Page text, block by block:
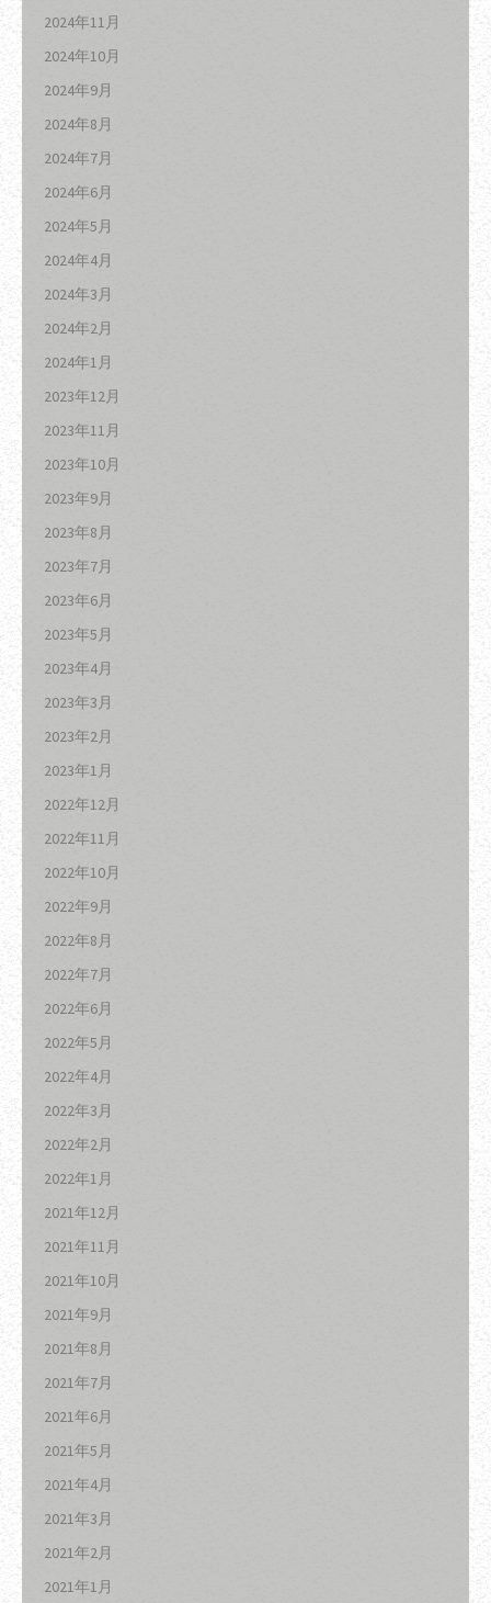
2024年11月
2024年10月
2024年9月
2024年8月
2024年7月
2024年6月
2024年5月
2024年4月
2024年3月
2024年2月
2024年1月
2023年12月
2023年11月
2023年10月
2023年9月
2023年8月
2023年7月
2023年6月
2023年5月
2023年4月
2023年3月
2023年2月
2023年1月
2022年12月
2022年11月
2022年10月
2022年9月
2022年8月
2022年7月
2022年6月
2022年5月
2022年4月
2022年3月
2022年2月
2022年1月
2021年12月
2021年11月
2021年10月
2021年9月
2021年8月
2021年7月
2021年6月
2021年5月
2021年4月
2021年3月
2021年2月
2021年1月